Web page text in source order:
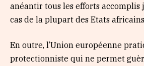
anéantir tous les efforts accomplis
cas de la plupart des Etats
En outre, l’Union européenne
protectionniste qui ne permet